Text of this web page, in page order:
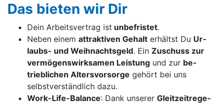
Das bie­ten wir Dir
Dein Ar­beits­ver­trag ist un­be­fris­tet.
Ne­ben ei­nem at­trak­ti­ven Ge­halt er­hältst Du Ur­
laubs- und Weih­nachts­geld. Ein Zu­schuss zur
ver­mö­gens­wirk­sa­men Leis­tung und zur be­
trieb­li­chen Al­ters­vor­sor­ge ge­hört bei uns
selbst­ver­ständ­lich da­zu.
Work-Life-Ba­lance: Dank un­se­rer Gleit­zeit­re­ge­